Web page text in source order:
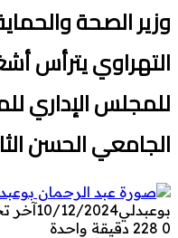
وزير الصحة
التهراوي يترأس
للمجلس الإداري
الجامعي الحسن
بوعبدلي10/12/2024آخر
0
دقيقة واحدة